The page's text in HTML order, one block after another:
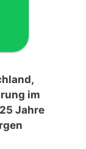
im
Jahre